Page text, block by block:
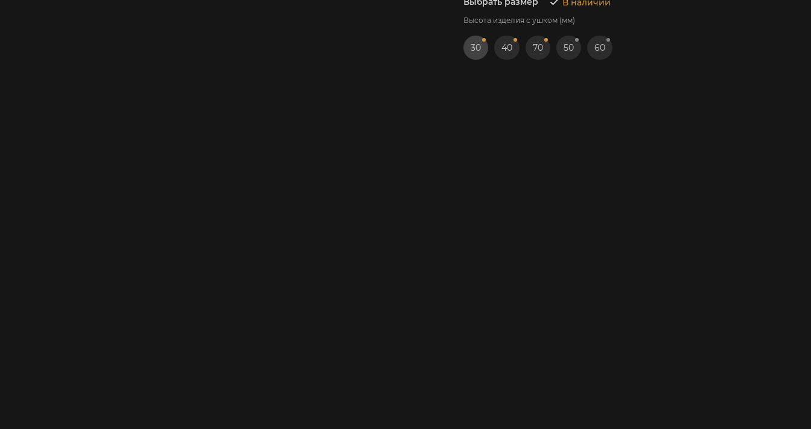
В наличии
Высота изделия с ушком (мм)
30 40 70 50 60